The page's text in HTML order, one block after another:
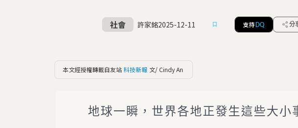
社會 許家銘2025-12-11 支持 DQ 分
本文經授權轉載自友站 科技新報 文/ Cindy An
地球一瞬，世界各地正發生這些大小